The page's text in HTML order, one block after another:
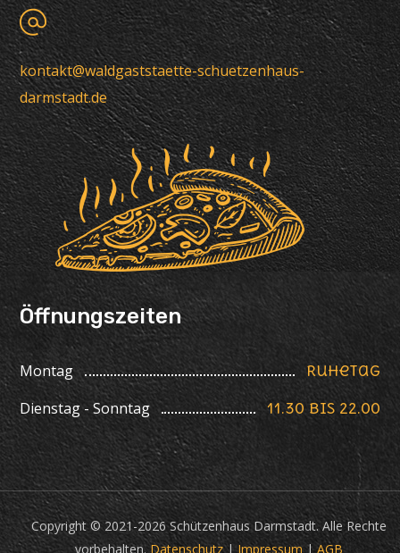
kontakt@waldgaststaette-schuetzenhaus-
darmstadt.de
Öffnungszeiten
Montag Ruhetag
Dienstag - Sonntag 11.30 bis 22.00
Copyright © 2021-2026 Schützenhaus Darmstadt. Alle Rechte
vorbehalten. Datenschutz|Impressum | AGB